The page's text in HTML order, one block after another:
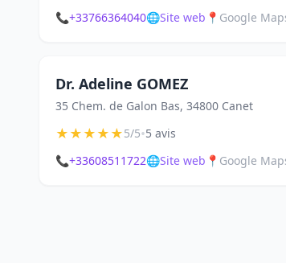
📞+33766364040🌐Site web 📍 Google
Dr. Adeline GOMEZ
35 Chem. de Galon Bas, 34800 Canet
★★★★★5/5•5 avis
📞+33608511722🌐Site web 📍 Google